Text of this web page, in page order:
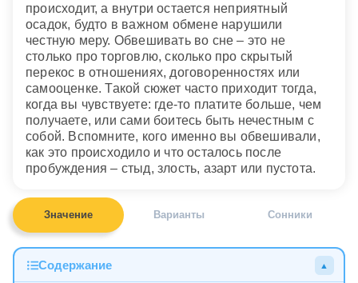
происходит, а внутри остается неприятный
осадок, будто в важном обмене нарушили
честную меру. Обвешивать во сне – это не
столько про торговлю, сколько про скрытый
перекос в отношениях, договоренностях или
самооценке. Такой сюжет часто приходит тогда,
когда вы чувствуете: где-то платите больше, чем
получаете, или сами боитесь быть нечестным с
собой. Вспомните, кого именно вы обвешивали,
как это происходило и что осталось после
пробуждения – стыд, злость, азарт или пустота.
Значение Варианты Сонники
Содержание ▲